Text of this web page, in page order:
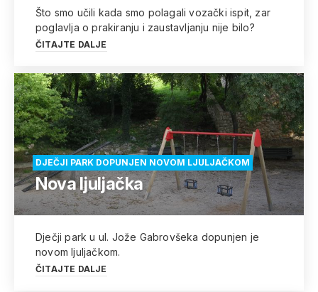
Što smo učili kada smo polagali vozački ispit, zar
poglavlja o prakiranju i zaustavljanju nije bilo?
ČITAJTE DALJE
DJEČJI PARK DOPUNJEN NOVOM LJULJAČKOM
Nova ljuljačka
Dječji park u ul. Jože Gabrovšeka dopunjen je
novom ljuljačkom.
ČITAJTE DALJE